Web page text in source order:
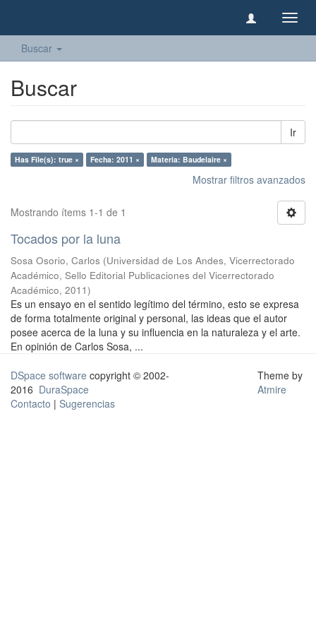
Buscar
Buscar
Ir
Has File(s): true × Fecha: 2011 × Materia: Baudelaire ×
Mostrar filtros avanzados
Mostrando ítems 1-1 de 1
Tocados por la luna
Sosa Osorio, Carlos (Universidad de Los Andes, Vicerrectorado
Académico, Sello Editorial Publicaciones del Vicerrectorado
Académico, 2011)
Es un ensayo en el sentido legítimo del término, esto se expresa
de forma totalmente original y personal, las ideas que el autor
posee acerca de la luna y su influencia en la naturaleza y el arte.
En opinión de Carlos Sosa, ...
DSpace software copyright © 2002-
2016 DuraSpace
Contacto | Sugerencias
Theme by
Atmire